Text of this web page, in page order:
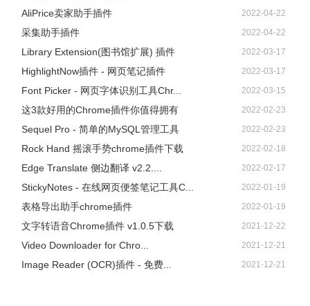
AliPrice卖家助手插件 2022-04-22
采集助手插件 2022-04-22
Library Extension(图书馆扩展) 插件 2022-03-17
HighlightNow插件 - 网页笔记插件 2022-03-17
Font Picker - 网页字体识别工具Chr... 2022-03-15
这3款好用的Chrome插件你值得拥有 2022-02-23
Sequel Pro - 简单的MySQL管理工具 2022-02-23
Rock Hand 摇滚手势chrome插件下载 2022-02-18
Edge Translate 侧边翻译 v2.2.... 2022-02-17
StickyNotes - 在线网页便签笔记工具C... 2022-01-19
表格导出助手chrome插件 2022-01-19
文字转语音Chrome插件 v1.0.5下载 2021-12-22
Video Downloader for Chro... 2021-12-21
Image Reader (OCR)插件 - 免费... 2021-12-21